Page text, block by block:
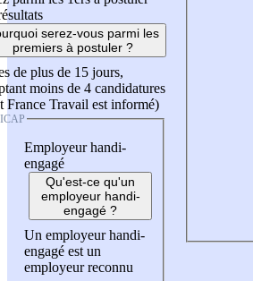
serez-vous parmi les
premiers à postuler ?
de plus de 15 jours,
moins de 4 candidatures
France Travail est informé)
Employeur handi-
engagé
Qu'est-ce qu'un
employeur handi-
engagé ?
Un employeur handi-
engagé est un
employeur reconnu